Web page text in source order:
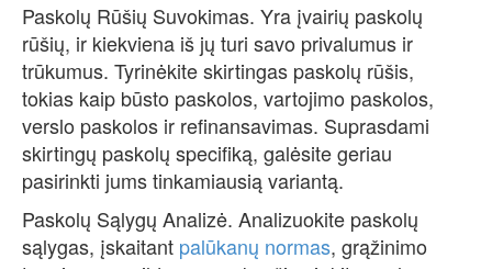
Paskolų Rūšių Suvokimas. Yra įvairių paskolų
rūšių, ir kiekviena iš jų turi savo privalumus ir
trūkumus. Tyrinėkite skirtingas paskolų rūšis,
tokias kaip būsto paskolos, vartojimo paskolos,
verslo paskolos ir refinansavimas. Suprasdami
skirtingų paskolų specifiką, galėsite geriau
pasirinkti jums tinkamiausią variantą.
Paskolų Sąlygų Analizė. Analizuokite paskolų
sąlygas, įskaitant palūkanų normas, grąžinimo